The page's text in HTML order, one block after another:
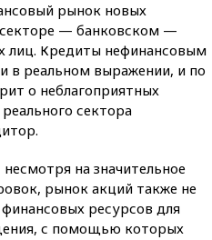
рынок новых
— банковском —
лиц. Кредиты нефинансовым
в реальном выражении, и по
о неблагоприятных
сектора
на значительное
рынок акций также не
ресурсов для
с помощью которых